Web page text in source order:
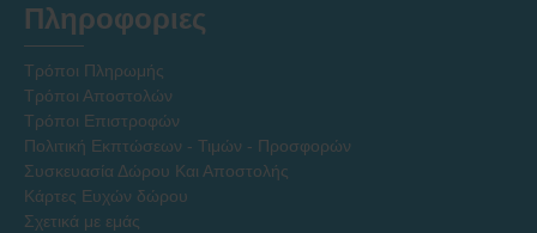
Πληροφοριες
Τρόποι Πληρωμής
Τρόποι Αποστολών
Τρόποι Επιστροφών
Πολιτική Εκπτώσεων - Τιμών - Προσφορών
Συσκευασία Δώρου Και Αποστολής
Κάρτες Ευχών δώρου
Σχετικά με εμάς